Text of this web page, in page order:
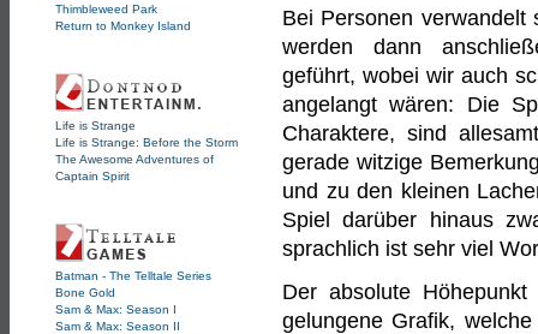
Thimbleweed Park
Return to Monkey Island
Life is Strange
Life is Strange: Before the Storm
The Awesome Adventures of
Captain Spirit
Batman - The Telltale Series
Bone Gold
Sam & Max: Season I
Sam & Max: Season II
Bei Personen
werden dann
geführt, wobei wir auch
angelangt wären: Die
Charaktere, sind
gerade witzige
und zu den kleinen
Spiel darüber hinaus
sprachlich ist sehr viel
Der absolute
gelungene Grafik,